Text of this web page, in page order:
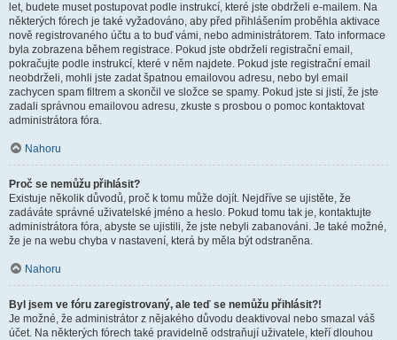
let, budete muset postupovat podle instrukcí, které jste obdrželi e-mailem. Na
některých fórech je také vyžadováno, aby před přihlášením proběhla aktivace
nově registrovaného účtu a to buď vámi, nebo administrátorem. Tato informace
byla zobrazena během registrace. Pokud jste obdrželi registrační email,
pokračujte podle instrukcí, které v něm najdete. Pokud jste registrační email
neobdrželi, mohli jste zadat špatnou emailovou adresu, nebo byl email
zachycen spam filtrem a skončil ve složce se spamy. Pokud jste si jistí, že jste
zadali správnou emailovou adresu, zkuste s prosbou o pomoc kontaktovat
administrátora fóra.
Nahoru
Proč se nemůžu přihlásit?
Existuje několik důvodů, proč k tomu může dojít. Nejdříve se ujistěte, že
zadáváte správné uživatelské jméno a heslo. Pokud tomu tak je, kontaktujte
administrátora fóra, abyste se ujistili, že jste nebyli zabanováni. Je také možné,
že je na webu chyba v nastavení, která by měla být odstraněna.
Nahoru
Byl jsem ve fóru zaregistrovaný, ale teď se nemůžu přihlásit?!
Je možné, že administrátor z nějakého důvodu deaktivoval nebo smazal váš
účet. Na některých fórech také pravidelně odstraňují uživatele, kteří dlouhou